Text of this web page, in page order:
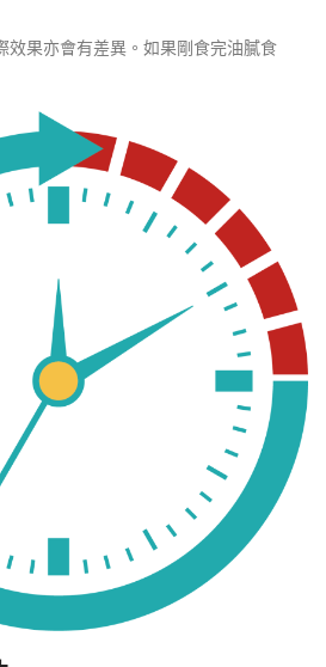
效果亦會有差異。如果剛食完油膩食